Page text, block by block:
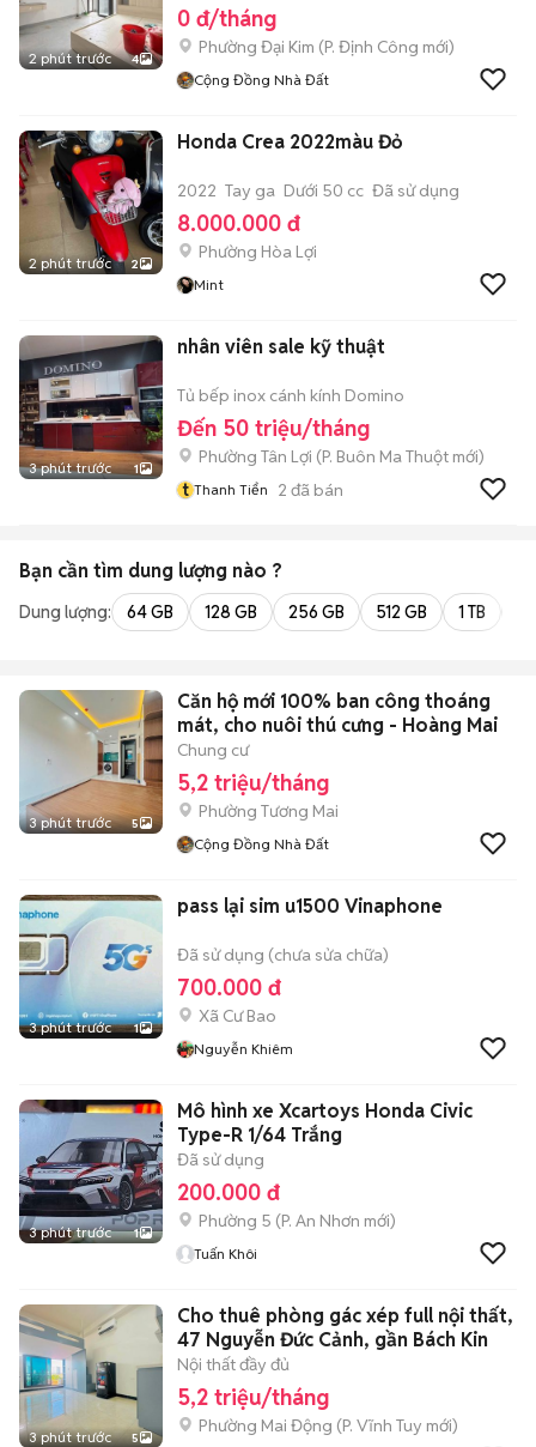
2 phút trước 4
0 đ/tháng
Phường Đại Kim (P. Định Công mới)
Cộng Đồng Nhà Đất
2 phút trước 2
Honda Crea 2022màu Đỏ
2022 Tay ga Dưới 50 cc Đã sử dụng
8.000.000 đ
Phường Hòa Lợi
Mint
3 phút trước 1
nhân viên sale kỹ thuật
Tủ bếp inox cánh kính Domino
Đến 50 triệu/tháng
Phường Tân Lợi (P. Buôn Ma Thuột mới)
t Thanh Tiển 2 đã bán
Bạn cần tìm dung lượng nào ?
Dung lượng: 64 GB 128 GB 256 GB 512 GB 1 TB
3 phút trước 5
Căn hộ mới 100% ban công thoáng
mát, cho nuôi thú cưng - Hoàng Mai
Chung cư
5,2 triệu/tháng
Phường Tương Mai
Cộng Đồng Nhà Đất
3 phút trước 1
pass lại sim u1500 Vinaphone
Đã sử dụng (chưa sửa chữa)
700.000 đ
Xã Cư Bao
Nguyễn Khiêm
3 phút trước 1
Mô hình xe Xcartoys Honda Civic
Type-R 1/64 Trắng
Đã sử dụng
200.000 đ
Phường 5 (P. An Nhơn mới)
Tuấn Khôi
3 phút trước 5
Cho thuê phòng gác xép full nội thất,
47 Nguyễn Đức Cảnh, gần Bách Kin
Nội thất đầy đủ
5,2 triệu/tháng
Phường Mai Động (P. Vĩnh Tuy mới)